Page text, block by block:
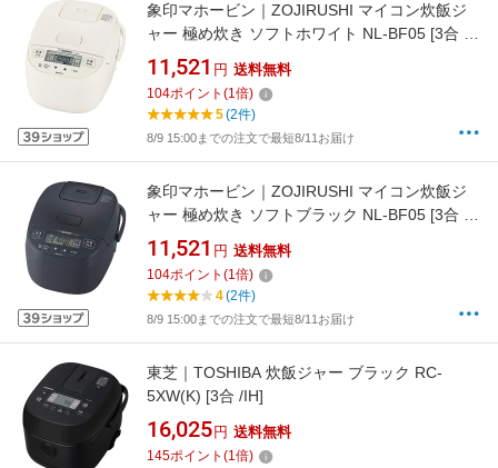
象印マホービン｜ZOJIRUSHI マイコン炊飯ジ
ャー 極め炊き ソフトホワイト NL-BF05 [3合 /
マイコン]
11,521 円 送料無料
104ポイント (1倍)
5(2件)
8/9 15:00までの注文で最短8/11お届け
象印マホービン｜ZOJIRUSHI マイコン炊飯ジ
ャー 極め炊き ソフトブラック NL-BF05 [3合 /
マイコン]
11,521 円 送料無料
104ポイント (1倍)
4(2件)
8/9 15:00までの注文で最短8/11お届け
東芝｜TOSHIBA 炊飯ジャー ブラック RC-
5XW(K) [3合 /IH]
16,025 円 送料無料
145ポイント (1倍)